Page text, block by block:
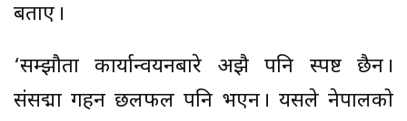
बताए ।
‘सम्झौता कार्यान्वयनबारे अझै पनि स्पष्ट छैन ।
संसद्मा गहन छलफल पनि भएन । यसले नेपालको